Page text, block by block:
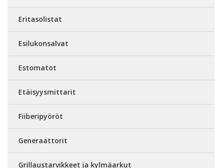
Eritasolistat
Esilukonsalvat
Estomatot
Etäisyysmittarit
Fiiberipyöröt
Generaattorit
Grillaustarvikkeet ja kylmäarkut